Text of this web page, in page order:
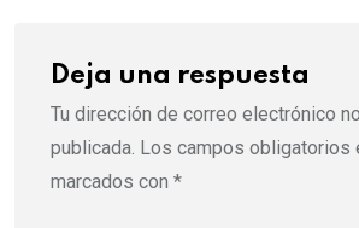
Deja una respuesta
Tu dirección de correo electrónico
publicada. Los campos obligatorios
marcados con *